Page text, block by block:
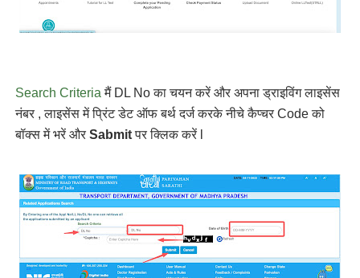
Search Criteriaमैं DL No का चयन करें और अपना ड्राइविंग लाइसेंस
नंबर , लाइसेंस में प्रिंट डेट ऑफ बर्थ दर्ज करके नीचे कैप्चर Code को
बॉक्स में भरें और Sabmitपर क्लिक करें l